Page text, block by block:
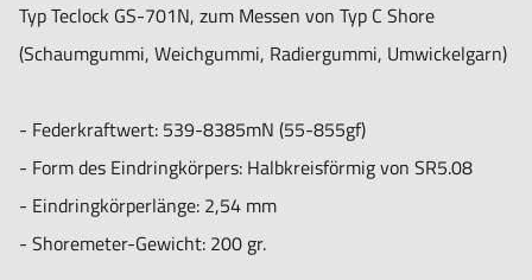
genannt. Dies ist das gleiche Produkt wie ASKER-C. Er
erfüllt die Härteprüfung nach JIS S 6050
Typ Teclock GS-701N, zum Messen von Typ C Shore
(Schaumgummi, Weichgummi, Radiergummi, Umwickelgarn)
- Federkraftwert: 539-8385mN (55-855gf)
- Form des Eindringkörpers: Halbkreisförmig von SR5.08
- Eindringkörperlänge: 2,54 mm
- Shoremeter-Gewicht: 200 gr.